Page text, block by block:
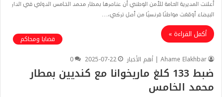
أعلنت المديرية العامة للأمن الوطني أن عناصرها بمطار محمد الخامس الدولي في الدار
البيضاء أوقفت مواطنًا فرنسيًا من أصل تركي،…
أكمل القراءة »
قضايا ومحاكم
Ahame Elakhbar | أهم الأخبار
2025-07-22
0
ضبط 133 كلغ ماريخوانا مع كنديين بمطار
محمد الخامس